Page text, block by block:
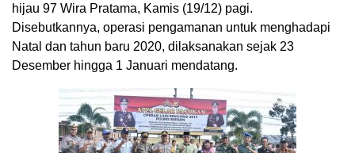
hijau 97 Wira Pratama, Kamis (19/12) pagi.
Disebutkannya, operasi pengamanan untuk menghadapi
Natal dan tahun baru 2020, dilaksanakan sejak 23
Desember hingga 1 Januari mendatang.